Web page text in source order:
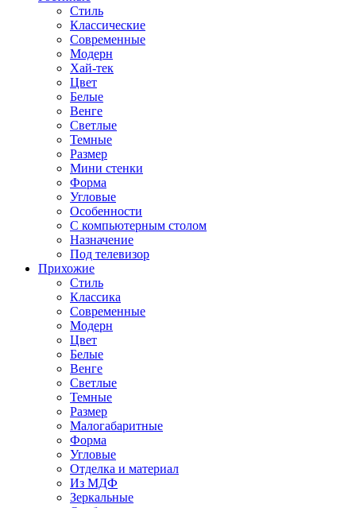
Стиль
Классические
Современные
Модерн
Хай-тек
Цвет
Белые
Венге
Светлые
Темные
Размер
Мини стенки
Форма
Угловые
Особенности
С компьютерным столом
Назначение
Под телевизор
Прихожие
Стиль
Классика
Современные
Модерн
Цвет
Белые
Венге
Светлые
Темные
Размер
Малогабаритные
Форма
Угловые
Отделка и материал
Из МДФ
Зеркальные